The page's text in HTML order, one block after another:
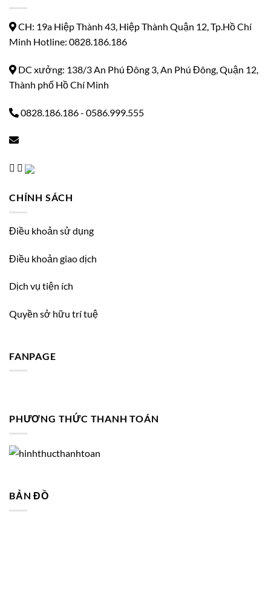
CH: 19a Hiệp Thành 43, Hiệp Thành Quận 12, Tp.Hồ Chí
Minh Hotline: 0828.186.186
DC xưởng: 138/3 An Phú Đông 3, An Phú Đông, Quận 12,
Thành phố Hồ Chí Minh
0828.186.186- 0586.999.555
CHÍNH SÁCH
Điều khoản sử dụng
Điều khoản giao dịch
Dịch vụ tiện ích
Quyền sở hữu trí tuệ
FANPAGE
PHƯƠNG THỨC THANH TOÁN
BẢN ĐỒ